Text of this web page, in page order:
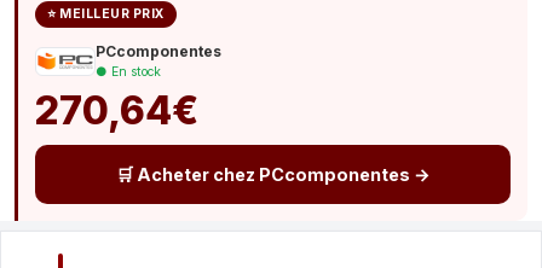
⭐ MEILLEUR PRIX
PCcomponentes
● En stock
270,64€
🛒 Acheter chez PCcomponentes →